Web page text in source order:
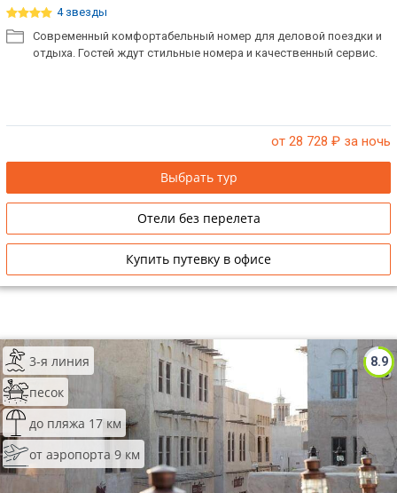
4 звезды
Современный комфортабельный номер для деловой поездки и
отдыха. Гостей ждут стильные номера и качественный сервис.
от 28 728 ₽ за ночь
Выбрать тур
Отели без перелета
Купить путевку в офисе
8.9
3-я линия
песок
до пляжа 17 км
от аэропорта 9 км